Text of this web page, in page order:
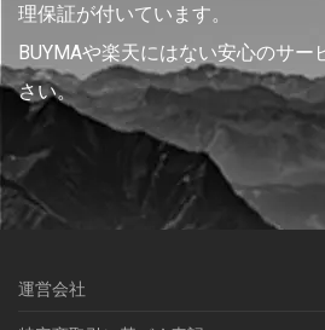
理保証が付いています。
BUYMAや楽天にはない安心のサー
さい。
運営会社